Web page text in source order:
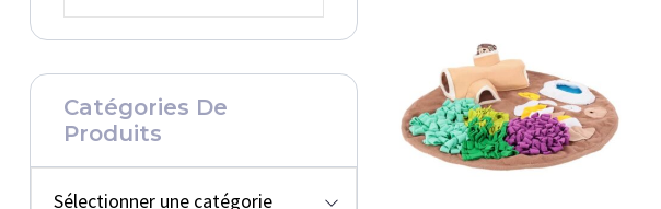
Catégories De
Produits
Sélectionner une catégorie